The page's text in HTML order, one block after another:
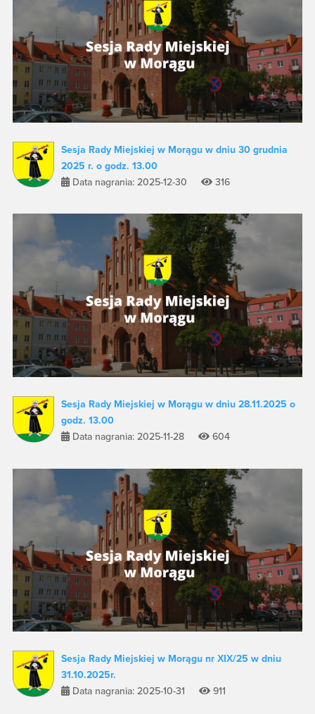
Sesja Rady Miejskiej w Morągu w dniu 30 grudnia
2025 r. o godz. 13.00
Data nagrania: 2025-12-30
316
Sesja Rady Miejskiej w Morągu w dniu 28.11.2025 o
godz. 13.00
Data nagrania: 2025-11-28
604
Sesja Rady Miejskiej w Morągu nr XIX/25 w dniu
31.10.2025r.
Data nagrania: 2025-10-31
911